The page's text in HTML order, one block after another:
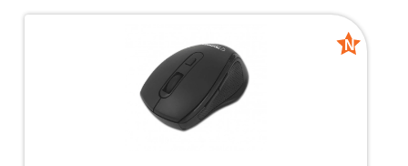
Conditie:
Nieuw
N
N
new